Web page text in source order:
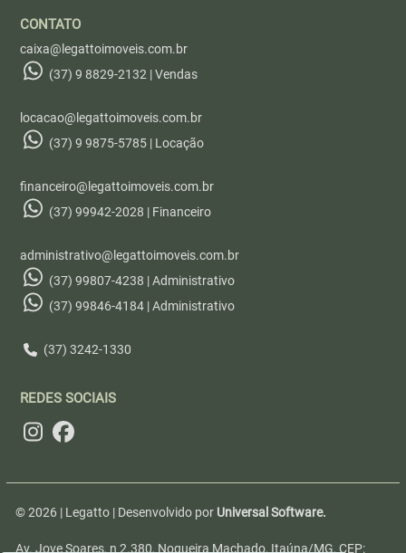
CONTATO
caixa@legattoimoveis.com.br
(37) 9 8829-2132 | Vendas
locacao@legattoimoveis.com.br
(37) 9 9875-5785 | Locação
financeiro@legattoimoveis.com.br
(37) 99942-2028 | Financeiro
administrativo@legattoimoveis.com.br
(37) 99807-4238 | Administrativo
(37) 99846-4184 | Administrativo
(37) 3242-1330
REDES SOCIAIS
© 2026 | Legatto | Desenvolvido por Universal Software.
Av. Jove Soares, n 2.380, Nogueira Machado, Itaúna/MG, CEP: